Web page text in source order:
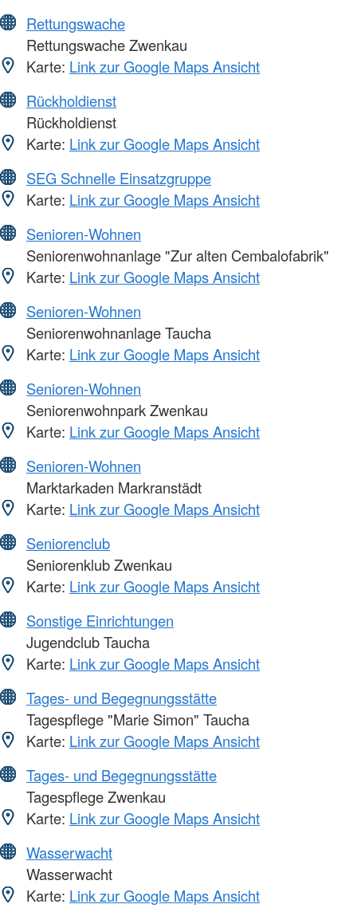
Rettungswache
Rettungswache Zwenkau
Karte: Link zur Google Maps Ansicht
Rückholdienst
Rückholdienst
Karte: Link zur Google Maps Ansicht
SEG Schnelle Einsatzgruppe
Karte: Link zur Google Maps Ansicht
Senioren-Wohnen
Seniorenwohnanlage "Zur alten Cembalofabrik"
Karte: Link zur Google Maps Ansicht
Senioren-Wohnen
Seniorenwohnanlage Taucha
Karte: Link zur Google Maps Ansicht
Senioren-Wohnen
Seniorenwohnpark Zwenkau
Karte: Link zur Google Maps Ansicht
Senioren-Wohnen
Marktarkaden Markranstädt
Karte: Link zur Google Maps Ansicht
Seniorenclub
Seniorenklub Zwenkau
Karte: Link zur Google Maps Ansicht
Sonstige Einrichtungen
Jugendclub Taucha
Karte: Link zur Google Maps Ansicht
Tages- und Begegnungsstätte
Tagespflege "Marie Simon" Taucha
Karte: Link zur Google Maps Ansicht
Tages- und Begegnungsstätte
Tagespflege Zwenkau
Karte: Link zur Google Maps Ansicht
Wasserwacht
Wasserwacht
Karte: Link zur Google Maps Ansicht